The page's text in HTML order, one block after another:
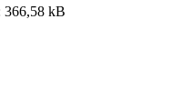
366,58 kB